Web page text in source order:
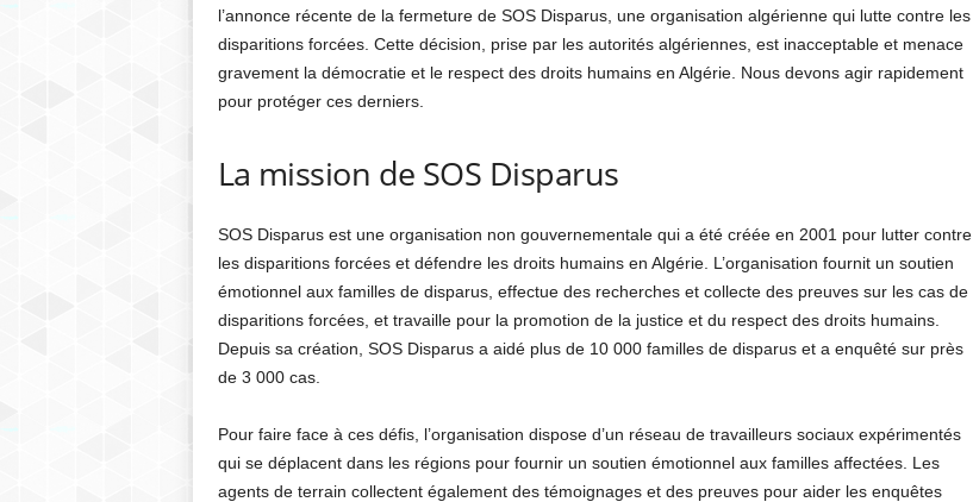
l’annonce récente de la fermeture de SOS Disparus, une organisation algérienne qui lutte contre les
disparitions forcées. Cette décision, prise par les autorités algériennes, est inacceptable et menace
gravement la démocratie et le respect des droits humains en Algérie. Nous devons agir rapidement
pour protéger ces derniers.
La mission de SOS Disparus
SOS Disparus est une organisation non gouvernementale qui a été créée en 2001 pour lutter contre
les disparitions forcées et défendre les droits humains en Algérie. L’organisation fournit un soutien
émotionnel aux familles de disparus, effectue des recherches et collecte des preuves sur les cas de
disparitions forcées, et travaille pour la promotion de la justice et du respect des droits humains.
Depuis sa création, SOS Disparus a aidé plus de 10 000 familles de disparus et a enquêté sur près
de 3 000 cas.
Pour faire face à ces défis, l’organisation dispose d’un réseau de travailleurs sociaux expérimentés
qui se déplacent dans les régions pour fournir un soutien émotionnel aux familles affectées. Les
agents de terrain collectent également des témoignages et des preuves pour aider les enquêtes